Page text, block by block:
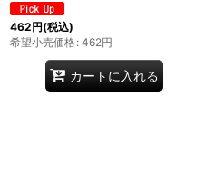
462円(税込)
希望小売価格: 462円
カートに入れる